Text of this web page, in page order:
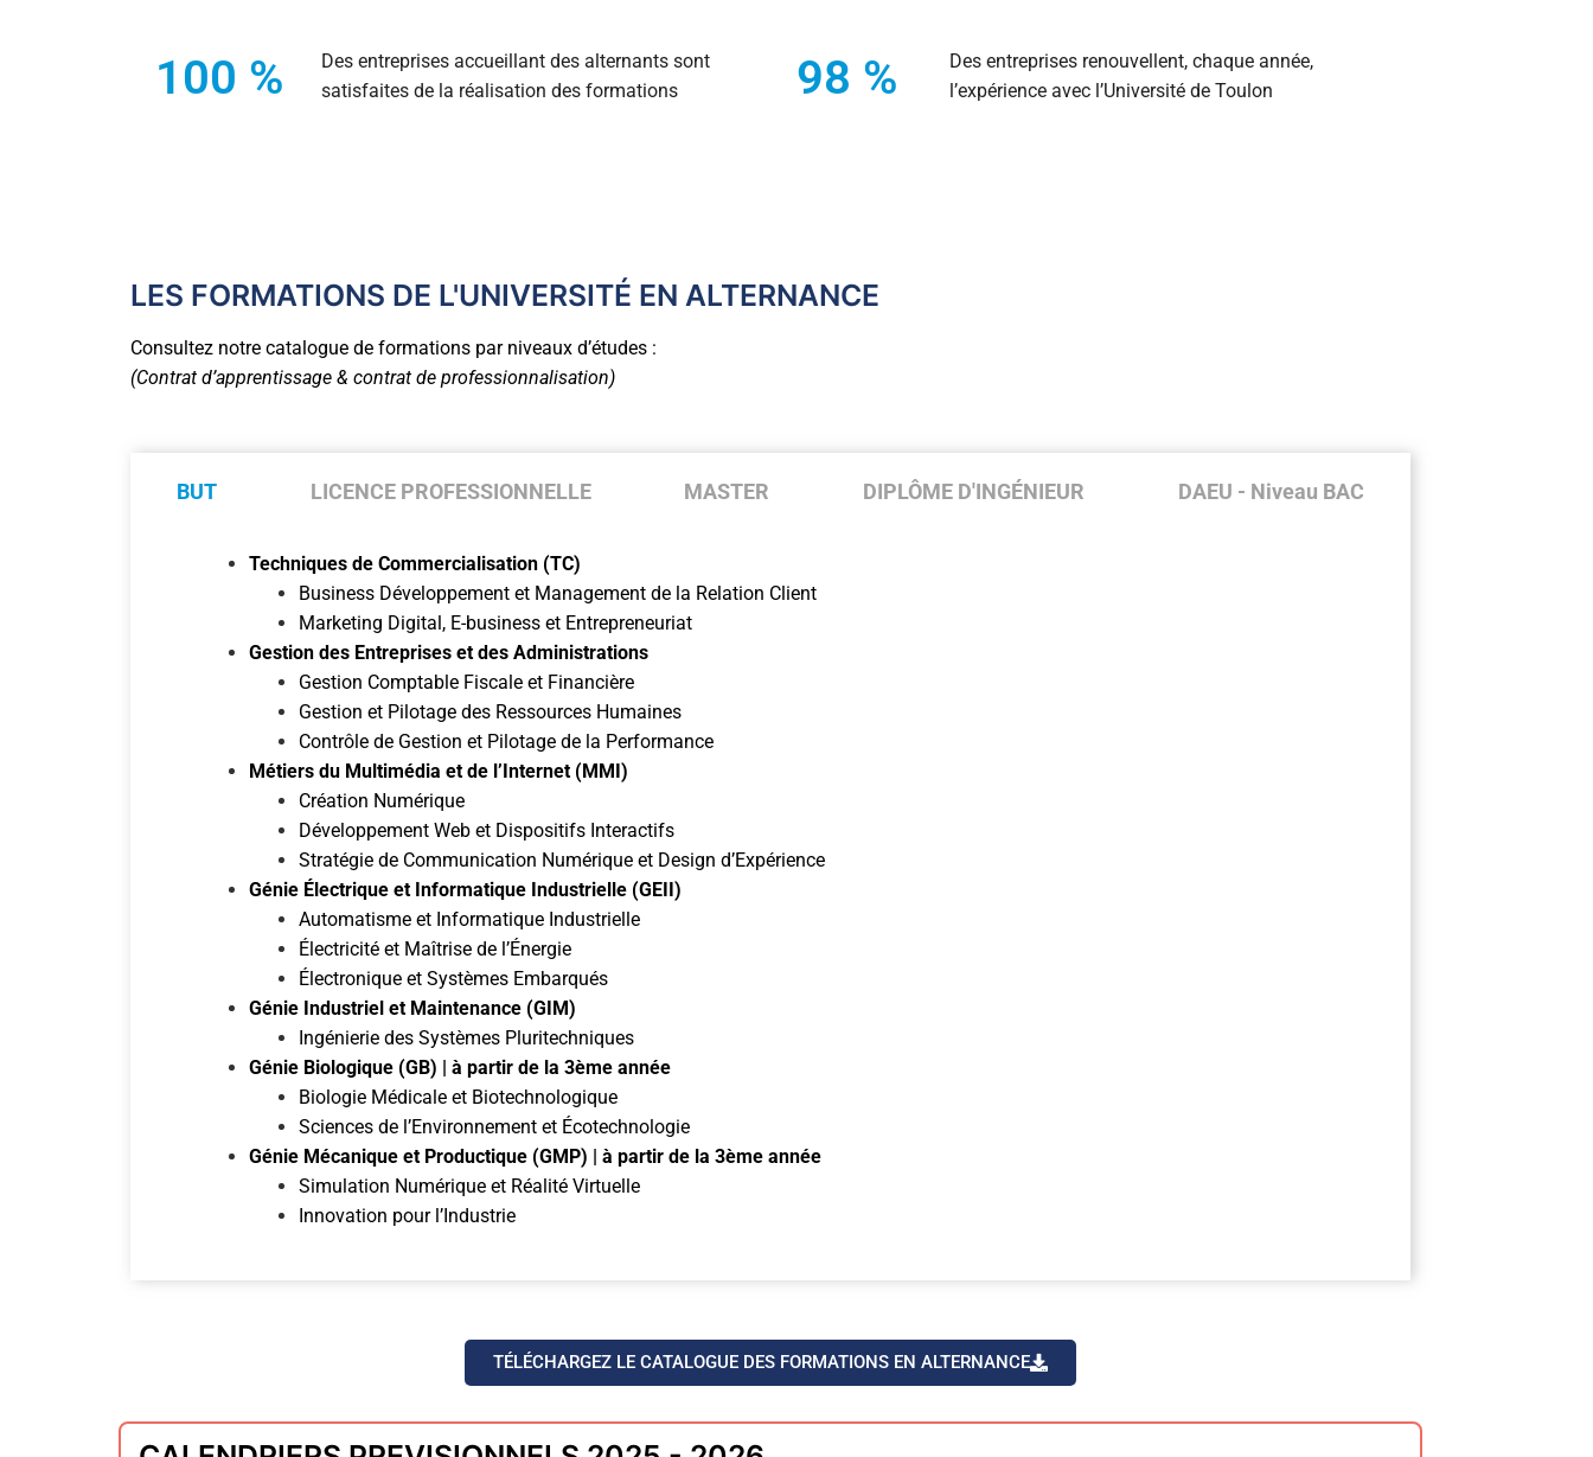
Valider un diplôme par blocs de compétences
100 %
Des entreprises accueillant des alternants sont
satisfaites de la réalisation des formations
98 %
Des entreprises renouvellent, chaque année,
l’expérience avec l’Université de Toulon
LES FORMATIONS DE L'UNIVERSITÉ EN ALTERNANCE
Consultez notre catalogue de formations par niveaux d’études :
(Contrat d’apprentissage & contrat de professionnalisation)
BUT LICENCE PROFESSIONNELLE MASTER DIPLÔME D'INGÉNIEUR DAEU - Niveau BAC
Techniques de Commercialisation (TC)
Business Développement et Management de la Relation Client
Marketing Digital, E-business et Entrepreneuriat
Gestion des Entreprises et des Administrations
Gestion Comptable Fiscale et Financière
Gestion et Pilotage des Ressources Humaines
Contrôle de Gestion et Pilotage de la Performance
Métiers du Multimédia et de l’Internet (MMI)
Création Numérique
Développement Web et Dispositifs Interactifs
Stratégie de Communication Numérique et Design d’Expérience
Génie Électrique et Informatique Industrielle (GEII)
Automatisme et Informatique Industrielle
Électricité et Maîtrise de l’Énergie
Électronique et Systèmes Embarqués
Génie Industriel et Maintenance (GIM)
Ingénierie des Systèmes Pluritechniques
Génie Biologique (GB) | à partir de la 3ème année
Biologie Médicale et Biotechnologique
Sciences de l’Environnement et Écotechnologie
Génie Mécanique et Productique (GMP) | à partir de la 3ème année
Simulation Numérique et Réalité Virtuelle
Innovation pour l’Industrie
TÉLÉCHARGEZ LE CATALOGUE DES FORMATIONS EN ALTERNANCE